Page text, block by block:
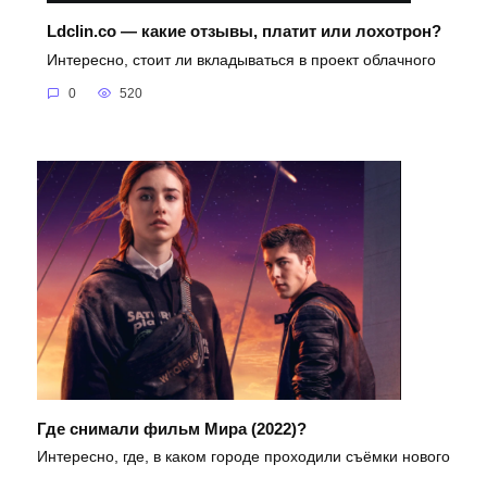
Ldclin.co — какие отзывы, платит или лохотрон?
Интересно, стоит ли вкладываться в проект облачного
0 520
Где снимали фильм Мира (2022)?
Интересно, где, в каком городе проходили съёмки нового